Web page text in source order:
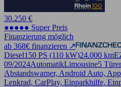
30.250 €
●●●●● Super Preis
Finanzierung möglich
ab 368€ finanzieren ↗
Diesel150 PS (110 kW)24.000 km
09/2024AutomatikLimousine5
Abstandswarner, Android Auto,
Lenkrad, CarPlay, Einparkhilfe,